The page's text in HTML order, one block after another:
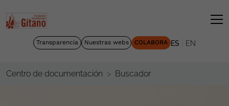
Transparencia Nuestras webs COLABORA ES EN
Centro de documentación Buscador